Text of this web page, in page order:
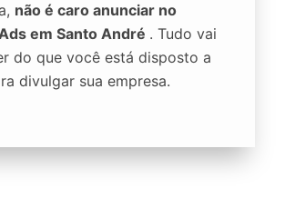
não é caro anunciar no
em Santo André . Tudo vai
do que você está disposto a
divulgar sua empresa.